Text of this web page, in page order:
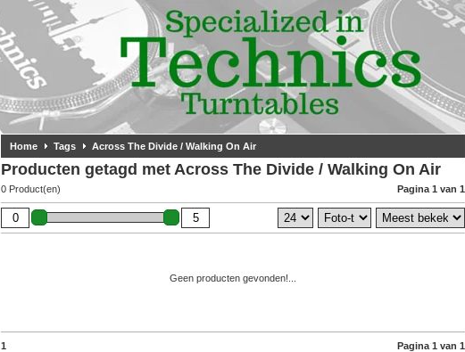
Home Tags Across The Divide / Walking On Air
Producten getagd met Across The Divide / Walking On Air
0 Product(en) Pagina 1 van 1
Geen producten gevonden!...
1
Pagina 1 van 1